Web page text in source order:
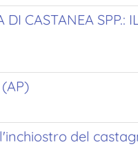
CASTANEA SPP.:
del